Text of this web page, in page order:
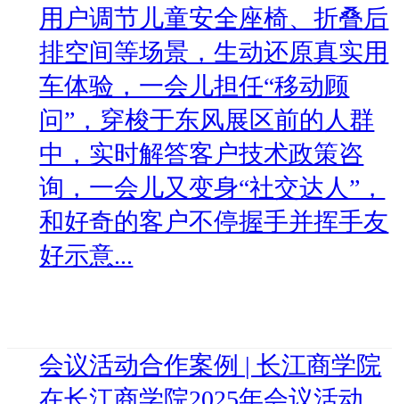
用户调节儿童安全座椅、折叠后
排空间等场景，生动还原真实用
车体验，一会儿担任“移动顾
问”，穿梭于东风展区前的人群
中，实时解答客户技术政策咨
询，一会儿又变身“社交达人”，
和好奇的客户不停握手并挥手友
好示意...
会议活动合作案例 | 长江商学院